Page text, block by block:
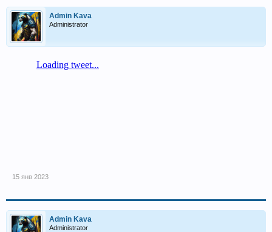
Admin Kava
Administrator
15 янв 2023
Admin Kava
Administrator